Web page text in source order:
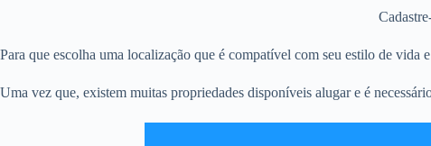
Para que escolha uma localização que é compatível com seu estilo de vida
Uma vez que, existem muitas propriedades disponíveis alugar e é